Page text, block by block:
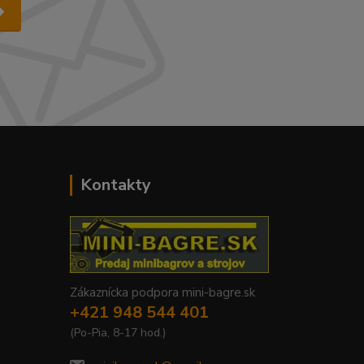
Kontakty
Zákaznícka podpora mini-bagre.sk
+421 948 544 401
(Po-Pia, 8-17 hod.)